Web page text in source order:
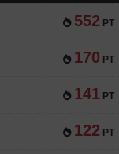
552 PT
170 PT
141 PT
122 PT